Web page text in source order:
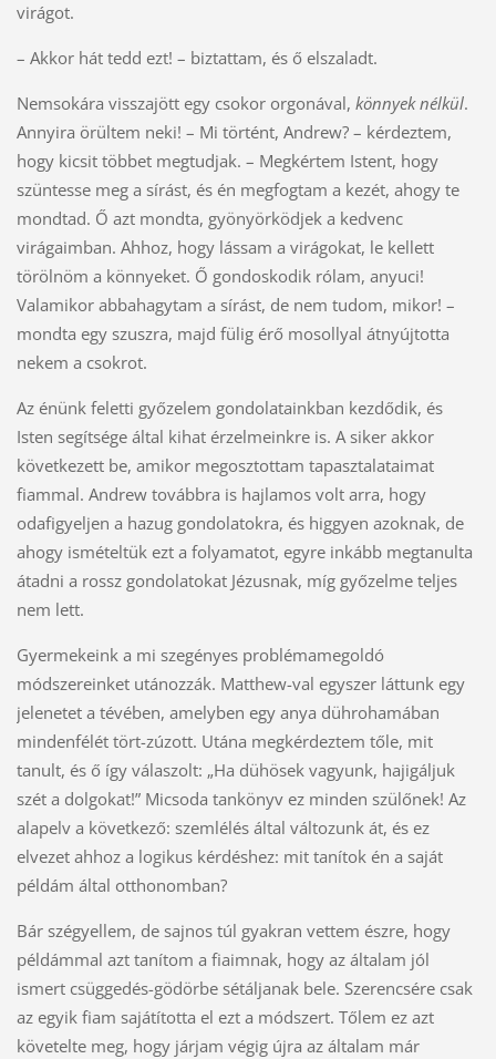
virágot.
– Akkor hát tedd ezt! – biztattam, és ő elszaladt.
Nemsokára visszajött egy csokor orgonával, könnyek nélkül.
Annyira örültem neki! – Mi történt, Andrew? – kérdeztem,
hogy kicsit többet megtudjak. – Megkértem Istent, hogy
szüntesse meg a sírást, és én megfogtam a kezét, ahogy te
mondtad. Ő azt mondta, gyönyörködjek a kedvenc
virágaimban. Ahhoz, hogy lássam a virágokat, le kellett
törölnöm a könnyeket. Ő gondoskodik rólam, anyuci!
Valamikor abbahagytam a sírást, de nem tudom, mikor! –
mondta egy szuszra, majd fülig érő mosollyal átnyújtotta
nekem a csokrot.
Az énünk feletti győzelem gondolatainkban kezdődik, és
Isten segítsége által kihat érzelmeinkre is. A siker akkor
következett be, amikor megosztottam tapasztalataimat
fiammal. Andrew továbbra is hajlamos volt arra, hogy
odafigyeljen a hazug gondolatokra, és higgyen azoknak, de
ahogy ismételtük ezt a folyamatot, egyre inkább megtanulta
átadni a rossz gondolatokat Jézusnak, míg győzelme teljes
nem lett.
Gyermekeink a mi szegényes problémamegoldó
módszereinket utánozzák. Matthew-val egyszer láttunk egy
jelenetet a tévében, amelyben egy anya dührohamában
mindenfélét tört-zúzott. Utána megkérdeztem tőle, mit
tanult, és ő így válaszolt: „Ha dühösek vagyunk, hajigáljuk
szét a dolgokat!” Micsoda tankönyv ez minden szülőnek! Az
alapelv a következő: szemlélés által változunk át, és ez
elvezet ahhoz a logikus kérdéshez: mit tanítok én a saját
példám által otthonomban?
Bár szégyellem, de sajnos túl gyakran vettem észre, hogy
példámmal azt tanítom a fiaimnak, hogy az általam jól
ismert csüggedés-gödörbe sétáljanak bele. Szerencsére csak
az egyik fiam sajátította el ezt a módszert. Tőlem ez azt
követelte meg, hogy járjam végig újra az általam már